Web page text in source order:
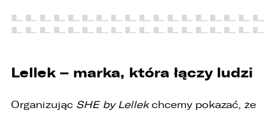
Lellek – marka, która łączy ludzi
Organizując SHE by Lellekchcemy pokazać, że